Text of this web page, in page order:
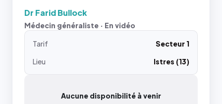
Dr Farid Bullock
Médecin généraliste · En vidéo
Tarif
Secteur 1
Lieu
Istres (13)
Aucune disponibilité à venir